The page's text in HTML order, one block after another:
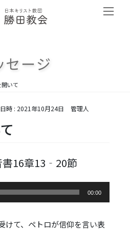
セージ
いて
時 : 2021年10月24日 管理人
書16章13‐20節
00:00
けて、ペトロが信仰を言い表